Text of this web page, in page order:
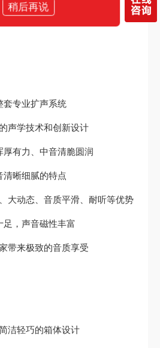
套专业扩声系统
声学技术和创新设计
厚有力、中音清脆圆润
清晰细腻的特点
大动态、音质平滑、耐听等优势
足，声音磁性丰富
带来极致的音质享受
洁轻巧的箱体设计
稍后再说